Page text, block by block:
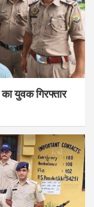
युवक गिरफ्तार